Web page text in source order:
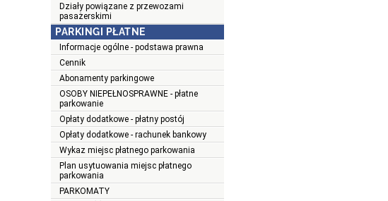
Działy powiązane z przewozami
pasażerskimi
PARKINGI PŁATNE
Informacje ogólne - podstawa prawna
Cennik
Abonamenty parkingowe
OSOBY NIEPEŁNOSPRAWNE - płatne
parkowanie
Opłaty dodatkowe - płatny postój
Opłaty dodatkowe - rachunek bankowy
Wykaz miejsc płatnego parkowania
Plan usytuowania miejsc płatnego
parkowania
PARKOMATY